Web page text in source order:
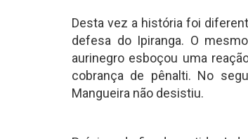
Desta vez a história foi
defesa do Ipiranga. O
aurinegro esboçou uma
cobrança de pênalti. No
Mangueira não desistiu.